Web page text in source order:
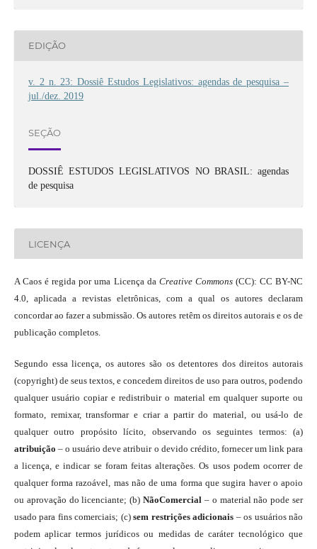
EDIÇÃO
v. 2 n. 23: Dossiê Estudos Legislativos: agendas de pesquisa –
jul./dez. 2019
SEÇÃO
DOSSIÊ ESTUDOS LEGISLATIVOS NO BRASIL: agendas
de pesquisa
LICENÇA
A Caos é regida por uma Licença da Creative Commons(CC): CC BY-NC
4.0, aplicada a revistas eletrônicas, com a qual os autores declaram
concordar ao fazer a submissão. Os autores retêm os direitos autorais e os de
publicação completos.
Segundo essa licença, os autores são os detentores dos direitos autorais
(copyright) de seus textos, e concedem direitos de uso para outros, podendo
qualquer usuário copiar e redistribuir o material em qualquer suporte ou
formato, remixar, transformar e criar a partir do material, ou usá-lo de
qualquer outro propósito lícito, observando os seguintes termos: (a)
atribuição – o usuário deve atribuir o devido crédito, fornecer um link para
a licença, e indicar se foram feitas alterações. Os usos podem ocorrer de
qualquer forma razoável, mas não de uma forma que sugira haver o apoio
ou aprovação do licenciante; (b)NãoComercial – o material não pode ser
usado para fins comerciais; (c)sem restrições adicionais – os usuários não
podem aplicar termos jurídicos ou medidas de caráter tecnológico que